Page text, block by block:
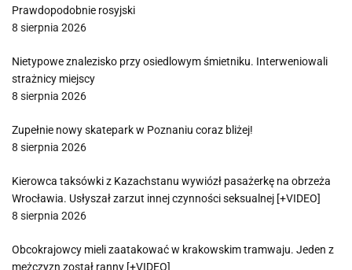
Prawdopodobnie rosyjski
8 sierpnia 2026
Nietypowe znalezisko przy osiedlowym śmietniku. Interweniowali
strażnicy miejscy
8 sierpnia 2026
Zupełnie nowy skatepark w Poznaniu coraz bliżej!
8 sierpnia 2026
Kierowca taksówki z Kazachstanu wywiózł pasażerkę na obrzeża
Wrocławia. Usłyszał zarzut innej czynności seksualnej [+VIDEO]
8 sierpnia 2026
Obcokrajowcy mieli zaatakować w krakowskim tramwaju. Jeden z
mężczyzn został ranny [+VIDEO]